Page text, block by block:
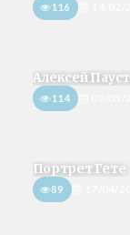
116
Алексей
114
Портрет Гете
89